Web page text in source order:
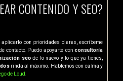
CONTENIDO Y SEO?
aplicarlo con prioridades claras, escríbeme
contacto. Puedo apoyarte con consultoría
seo de lo nuevo y lo que ya tienes,
rinda al máximo. Hablemos con calma y
de Loud